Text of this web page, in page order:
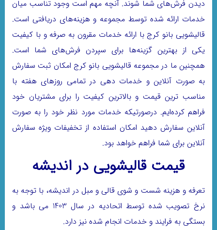
دیدن فرش‌های شما شوند. آنچه مهم است وجود تناسب میان
خدمات ارائه شده توسط مجموعه و هزینه‌های دریافتی است.
قالیشویی بانو کرج با ارائه خدمات مقرون به صرفه و با کیفیت
یکی از بهترین گزینه‌ها برای سپردن فرش‌های شما است.
همچنین ما در مجموعه قالیشویی بانو کرج امکان ثبت سفارش
به صورت آنلاین و خدمات دهی در تمامی روزهای هفته با
مناسب ترین قیمت و بالاترین کیفیت را برای مشتریان خود
فراهم کرده‌ایم. درصورتیکه خدمات مورد نظر خود را به صورت
آنلاین سفارش دهید امکان استفاده از تخفیفات ویژه سفارش
آنلاین برای شما فراهم خواهد بود.
قیمت قالیشویی در اندیشه
تعرفه و هزینه شست و شوی قالی و مبل در اندیشه، با توجه به
نرخ تصویب شده توسط اتحادیه در سال 1403 می باشد و
بستگی به فرایند و خدمات انجام شده نیز دارد.